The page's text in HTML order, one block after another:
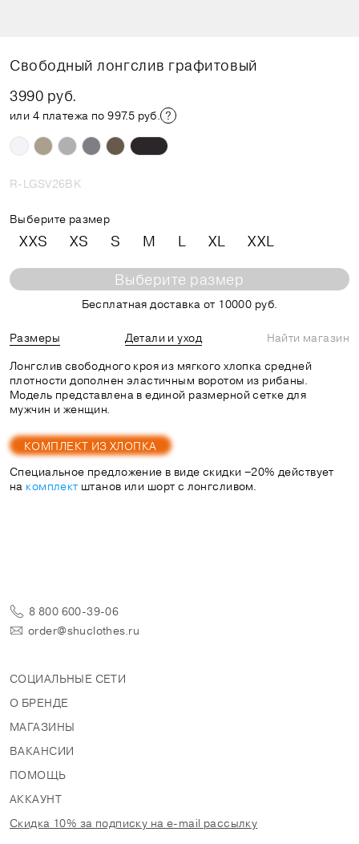
Свободный лонгслив графитовый
3990 руб.
или 4 платежа по 997.5 руб.
R-LGSV26BK
Выберите размер
XXS XS S M L XL XXL
Выберите размер
Бесплатная доставка от 10000 руб.
Размеры Детали и уход
Найти магазин
Лонгслив свободного кроя из мягкого хлопка средней
плотности дополнен эластичным воротом из рибаны.
Модель представлена в единой размерной сетке для
мужчин и женщин.
КОМПЛЕКТ ИЗ ХЛОПКА
Специальное предложение в виде скидки −20% действует
на комплект штанов или шорт с лонгсливом.
8 800 600-39-06
order@shuclothes.ru
СОЦИАЛЬНЫЕ СЕТИ
О БРЕНДЕ
МАГАЗИНЫ
ВАКАНСИИ
ПОМОЩЬ
АККАУНТ
Скидка 10% за подписку на e-mail рассылку